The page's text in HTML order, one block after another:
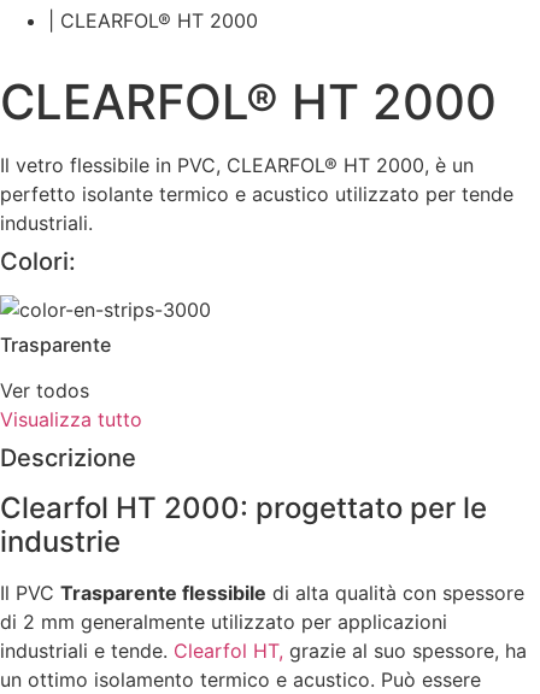
| CLEARFOL® HT 2000
CLEARFOL® HT 2000
Il vetro flessibile in PVC, CLEARFOL® HT 2000, è un
perfetto isolante termico e acustico utilizzato per tende
industriali.
Colori:
Trasparente
Ver todos
Visualizza tutto
Descrizione
Clearfol HT 2000: progettato per le
industrie
Il PVC Trasparente flessibile di alta qualità con spessore
di 2 mm generalmente utilizzato per applicazioni
industriali e tende. Clearfol HT, grazie al suo spessore, ha
un ottimo isolamento termico e acustico. Può essere